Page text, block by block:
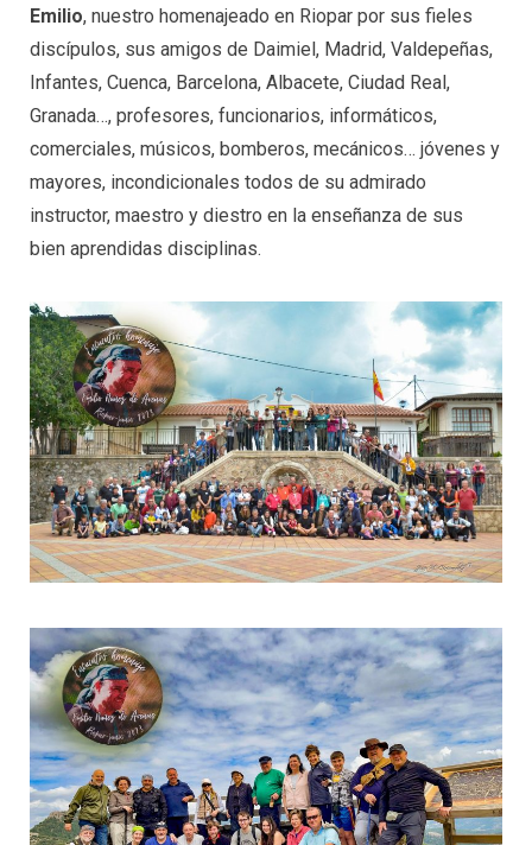
Emilio, nuestro homenajeado en Riopar por sus fieles
discípulos, sus amigos de Daimiel, Madrid, Valdepeñas,
Infantes, Cuenca, Barcelona, Albacete, Ciudad Real,
Granada…, profesores, funcionarios, informáticos,
comerciales, músicos, bomberos, mecánicos… jóvenes y
mayores, incondicionales todos de su admirado
instructor, maestro y diestro en la enseñanza de sus
bien aprendidas disciplinas.